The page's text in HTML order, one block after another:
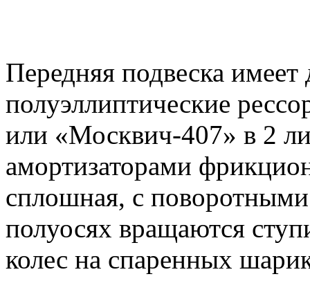
Передняя подвеска
полуэллиптические
или «Москвич-407» в 2
амортизаторами
сплошная, с
полуосях вращаются
колес на спаренных